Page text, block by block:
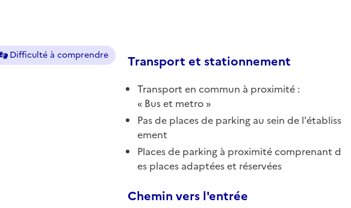
Difficulté à comprendre Transport et stationnement
Transport en commun à proximité :
Bus et metro
Pas de places de parking au sein de l'établiss
ement
Places de parking à proximité comprenant d
es places adaptées et réservées
Chemin vers l'entrée